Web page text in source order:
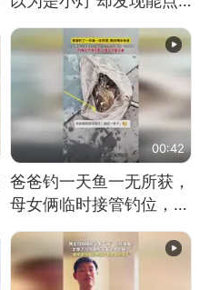
处理
00:42
爸爸钓一天鱼一无所获，
母女俩临时接管钓位，用